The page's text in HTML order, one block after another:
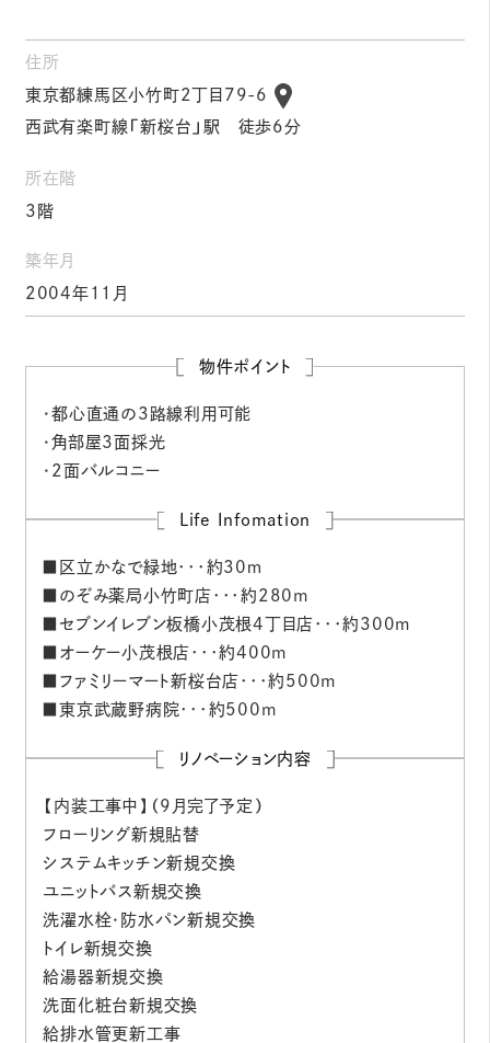
住所
東京都練馬区小竹町2丁目79-6
西武有楽町線「新桜台」駅 徒歩6分
所在階
3階
築年月
2004年11月
物件ポイント
・都心直通の3路線利用可能
・角部屋3面採光
・2面バルコニー
Life Infomation
■区立かなで緑地･･･約30ｍ
■のぞみ薬局小竹町店･･･約280m
■セブンイレブン板橋小茂根4丁目店･･･約300m
■オーケー小茂根店･･･約400m
■ファミリーマート新桜台店･･･約500m
■東京武蔵野病院･･･約500m
リノベーション内容
【内装工事中】（9月完了予定）
フローリング新規貼替
システムキッチン新規交換
ユニットバス新規交換
洗濯水栓・防水パン新規交換
トイレ新規交換
給湯器新規交換
洗面化粧台新規交換
給排水管更新工事